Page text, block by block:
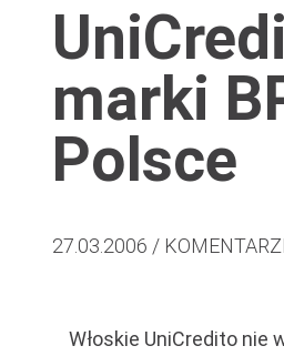
marki
Polsce
27.03.2006 /
Włoskie UniCredito nie